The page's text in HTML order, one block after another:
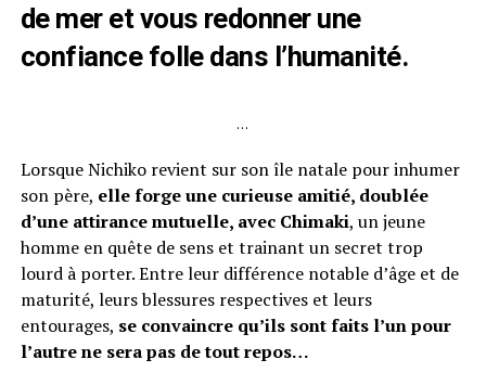
de mer et vous redonner une
confiance folle dans l’humanité.
…
Lorsque Nichiko revient sur son île natale pour inhumer
son père, elle forge une curieuse amitié, doublée
d’une attirance mutuelle, avec Chimaki, un jeune
homme en quête de sens et trainant un secret trop
lourd à porter. Entre leur différence notable d’âge et de
maturité, leurs blessures respectives et leurs
entourages, se convaincre qu’ils sont faits l’un pour
l’autre ne sera pas de tout repos…